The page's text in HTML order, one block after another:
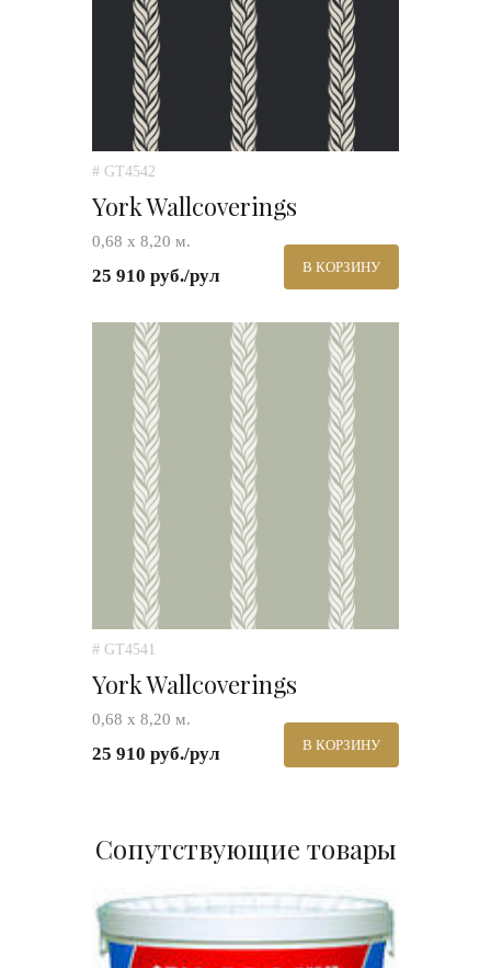
# GT4542
York Wallcoverings
0,68 х 8,20 м.
25 910 руб./рул В КОРЗИНУ
# GT4541
York Wallcoverings
0,68 х 8,20 м.
25 910 руб./рул В КОРЗИНУ
Сопутствующие товары